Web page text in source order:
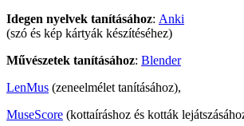
Idegen nyelvek tanításához: Anki
(szó és kép kártyák készítéséhez)
Művészetek tanításához: Blender
LenMus (zeneelmélet tanításához),
MuseScore (kottaíráshoz és kották